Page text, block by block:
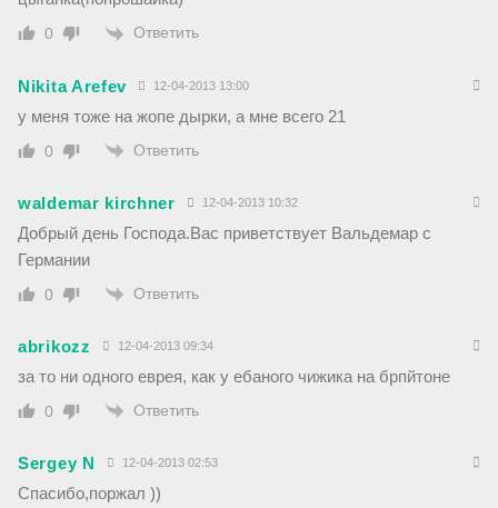
0 Ответить
Nikita Arefev 12-04-2013 13:00
у меня тоже на жопе дырки, а мне всего 21
0 Ответить
waldemar kirchner 12-04-2013 10:32
Добрый день Господа.Вас приветствует Вальдемaр с
Германии
0 Ответить
abrikozz 12-04-2013 09:34
за то ни одного еврея, как у ебаного чижика на брпйтоне
0 Ответить
Sergey N 12-04-2013 02:53
Спасибо,поржал ))